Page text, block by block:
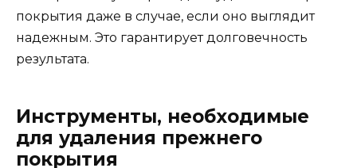
покрытия даже в случае, если оно выглядит
надежным. Это гарантирует долговечность
результата.
Инструменты, необходимые
для удаления прежнего
покрытия